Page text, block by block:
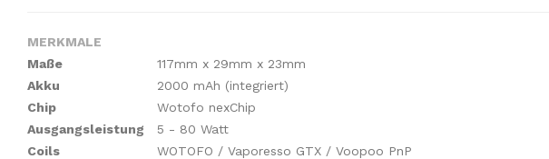
MERKMALE
Maße
117mm x 29mm x 23mm
Akku
2000 mAh (integriert)
Chip
Wotofo nexChip
Ausgangsleistung
5 - 80 Watt
Coils
WOTOFO / Vaporesso GTX / Voopoo PnP